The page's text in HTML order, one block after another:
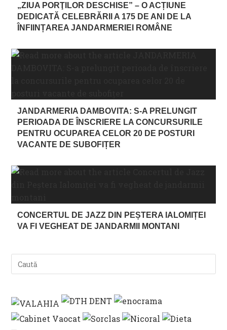
„ZIUA PORŢILOR DESCHISE” – O ACȚIUNE
DEDICATĂ CELEBRĂRII A 175 DE ANI DE LA
ÎNFIINȚAREA JANDARMERIEI ROMÂNE
JANDARMERIA DAMBOVITA: S-A PRELUNGIT
PERIOADA DE ÎNSCRIERE LA CONCURSURILE
PENTRU OCUPAREA CELOR 20 DE POSTURI
VACANTE DE SUBOFIȚER
CONCERTUL DE JAZZ DIN PEȘTERA IALOMIȚEI
VA FI VEGHEAT DE JANDARMII MONTANI